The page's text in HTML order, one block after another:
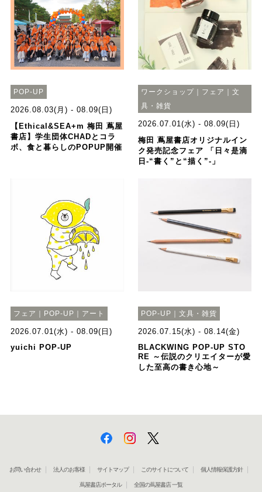
POP-UP
2026.08.03(月) - 08.09(日)
【Ethical&SEA+m 梅田 蔦屋
書店】学生団体CHADとコラ
ボ、食と暮らしのPOPUP開催
ワークショップ｜フェア｜文
具・雑貨
2026.07.01(水) - 08.09(日)
梅田 蔦屋書店オリジナルイン
ク発売記念フェア 「日々是滴
日-“書く”と“描く”-」
フェア｜POP-UP｜アート
2026.07.01(水) - 08.09(日)
yuichi POP-UP
POP-UP｜文具・雑貨
2026.07.15(水) - 08.14(金)
BLACKWING POP-UP STO
RE ～伝説のクリエイターが愛
した至高の書き心地～
お問い合わせ 法人のお客様 サイトマップ このサイトについて 個人情報保護方針
蔦屋書店ポータル 全国の蔦屋書店 一覧